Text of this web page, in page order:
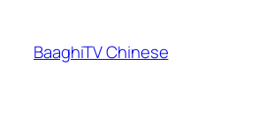
content
BaaghiTV Chinese